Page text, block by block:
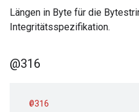
Längen in Byte für die
Integritätsspezifikation.
@316
@316